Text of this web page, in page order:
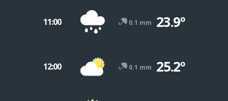
11:00 0.1 mm 23.9º
12:00 0.1 mm 25.2º